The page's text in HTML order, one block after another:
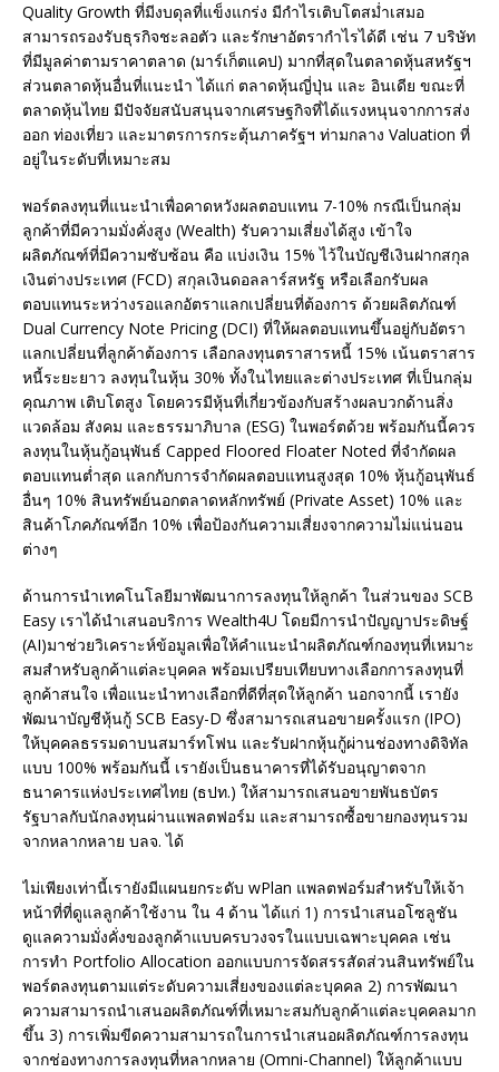
Quality Growth ที่มีงบดุลที่แข็งแกร่ง มีกำไรเติบโตสม่ำเสมอ
สามารถรองรับธุรกิจชะลอตัว และรักษาอัตรากำไรได้ดี เช่น 7 บริษัท
ที่มีมูลค่าตามราคาตลาด (มาร์เก็ตแคป) มากที่สุดในตลาดหุ้นสหรัฐฯ
ส่วนตลาดหุ้นอื่นที่แนะนำ ได้แก่ ตลาดหุ้นญี่ปุ่น และ อินเดีย ขณะที่
ตลาดหุ้นไทย มีปัจจัยสนับสนุนจากเศรษฐกิจที่ได้แรงหนุนจากการส่ง
ออก ท่องเที่ยว และมาตรการกระตุ้นภาครัฐฯ ท่ามกลาง Valuation ที่
อยู่ในระดับที่เหมาะสม
พอร์ตลงทุนที่แนะนำเพื่อคาดหวังผลตอบแทน 7-10% กรณีเป็นกลุ่ม
ลูกค้าที่มีความมั่งคั่งสูง (Wealth) รับความเสี่ยงได้สูง เข้าใจ
ผลิตภัณฑ์ที่มีความซับซ้อน คือ แบ่งเงิน 15% ไว้ในบัญชีเงินฝากสกุล
เงินต่างประเทศ (FCD) สกุลเงินดอลลาร์สหรัฐ หรือเลือกรับผล
ตอบแทนระหว่างรอแลกอัตราแลกเปลี่ยนที่ต้องการ ด้วยผลิตภัณฑ์
Dual Currency Note Pricing (DCI) ที่ให้ผลตอบแทนขึ้นอยู่กับอัตรา
แลกเปลี่ยนที่ลูกค้าต้องการ เลือกลงทุนตราสารหนี้ 15% เน้นตราสาร
หนี้ระยะยาว ลงทุนในหุ้น 30% ทั้งในไทยและต่างประเทศ ที่เป็นกลุ่ม
คุณภาพ เติบโตสูง โดยควรมีหุ้นที่เกี่ยวข้องกับสร้างผลบวกด้านสิ่ง
แวดล้อม สังคม และธรรมาภิบาล (ESG) ในพอร์ตด้วย พร้อมกันนี้ควร
ลงทุนในหุ้นกู้อนุพันธ์ Capped Floored Floater Noted ที่จำกัดผล
ตอบแทนต่ำสุด แลกกับการจำกัดผลตอบแทนสูงสุด 10% หุ้นกู้อนุพันธ์
อื่นๆ 10% สินทรัพย์นอกตลาดหลักทรัพย์ (Private Asset) 10% และ
สินค้าโภคภัณฑ์อีก 10% เพื่อป้องกันความเสี่ยงจากความไม่แน่นอน
ต่างๆ
ด้านการนำเทคโนโลยีมาพัฒนาการลงทุนให้ลูกค้า ในส่วนของ SCB
Easy เราได้นำเสนอบริการ Wealth4U โดยมีการนำปัญญาประดิษฐ์
(AI)มาช่วยวิเคราะห์ข้อมูลเพื่อให้คำแนะนำผลิตภัณฑ์กองทุนที่เหมาะ
สมสำหรับลูกค้าแต่ละบุคคล พร้อมเปรียบเทียบทางเลือกการลงทุนที่
ลูกค้าสนใจ เพื่อแนะนำทางเลือกที่ดีที่สุดให้ลูกค้า นอกจากนี้ เรายัง
พัฒนาบัญชีหุ้นกู้ SCB Easy-D ซึ่งสามารถเสนอขายครั้งแรก (IPO)
ให้บุคคลธรรมดาบนสมาร์ทโฟน และรับฝากหุ้นกู้ผ่านช่องทางดิจิทัล
แบบ 100% พร้อมกันนี้ เรายังเป็นธนาคารที่ได้รับอนุญาตจาก
ธนาคารแห่งประเทศไทย (ธปท.) ให้สามารถเสนอขายพันธบัตร
รัฐบาลกับนักลงทุนผ่านแพลตฟอร์ม และสามารถซื้อขายกองทุนรวม
จากหลากหลาย บลจ. ได้
ไม่เพียงเท่านี้เรายังมีแผนยกระดับ wPlan แพลตฟอร์มสำหรับให้เจ้า
หน้าที่ที่ดูแลลูกค้าใช้งาน ใน 4 ด้าน ได้แก่ 1) การนำเสนอโซลูชัน
ดูแลความมั่งคั่งของลูกค้าแบบครบวงจรในแบบเฉพาะบุคคล เช่น
การทำ Portfolio Allocation ออกแบบการจัดสรรสัดส่วนสินทรัพย์ใน
พอร์ตลงทุนตามแต่ระดับความเสี่ยงของแต่ละบุคคล 2) การพัฒนา
ความสามารถนำเสนอผลิตภัณฑ์ที่เหมาะสมกับลูกค้าแต่ละบุคคลมาก
ขึ้น 3) การเพิ่มขีดความสามารถในการนำเสนอผลิตภัณฑ์การลงทุน
จากช่องทางการลงทุนที่หลากหลาย (Omni-Channel) ให้ลูกค้าแบบ